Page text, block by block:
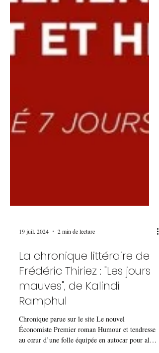
19 juil. 2024 2 min de lecture
La chronique littéraire de
Frédéric Thiriez : "Les jours
mauves", de Kalindi
Ramphul